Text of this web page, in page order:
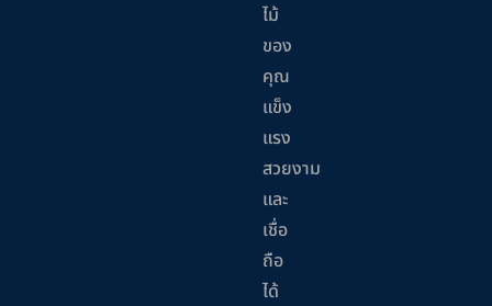
ไม้
ของ
คุณ
แข็ง
แรง
สวยงาม
และ
เชื่อ
ถือ
ได้